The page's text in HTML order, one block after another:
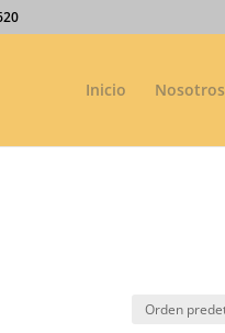
Inicio Nosotros